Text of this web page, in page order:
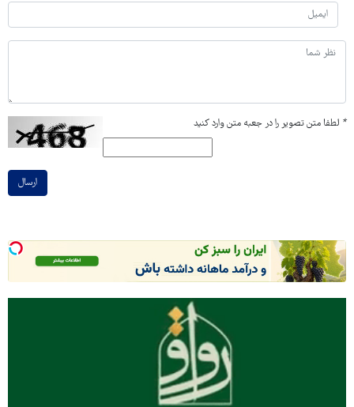
* لطفا متن تصویر را در جعبه متن وارد کنید
ارسال